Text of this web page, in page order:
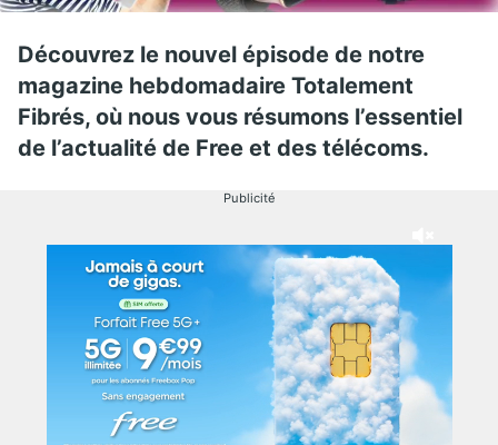
Découvrez le nouvel épisode de notre
magazine hebdomadaire Totalement
Fibrés, où nous vous résumons l’essentiel
de l’actualité de Free et des télécoms.
Publicité